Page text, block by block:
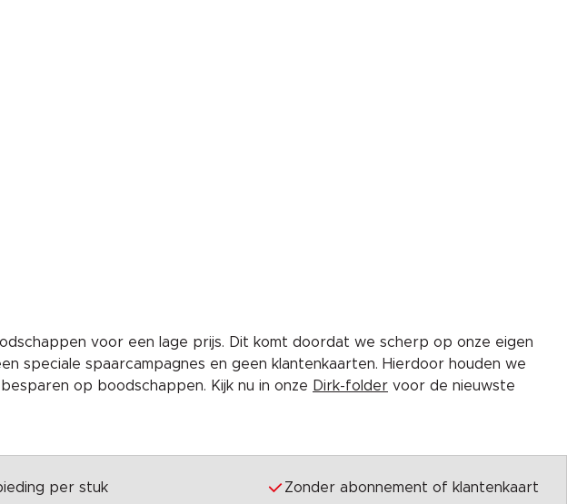
voor een lage prijs. Dit komt doordat we scherp op onze eigen
speciale spaarcampagnes en geen klantenkaarten. Hierdoor houden we
op boodschappen. Kijk nu in onze Dirk-folder voor de nieuwste
per stuk Zonder abonnement of klantenkaart